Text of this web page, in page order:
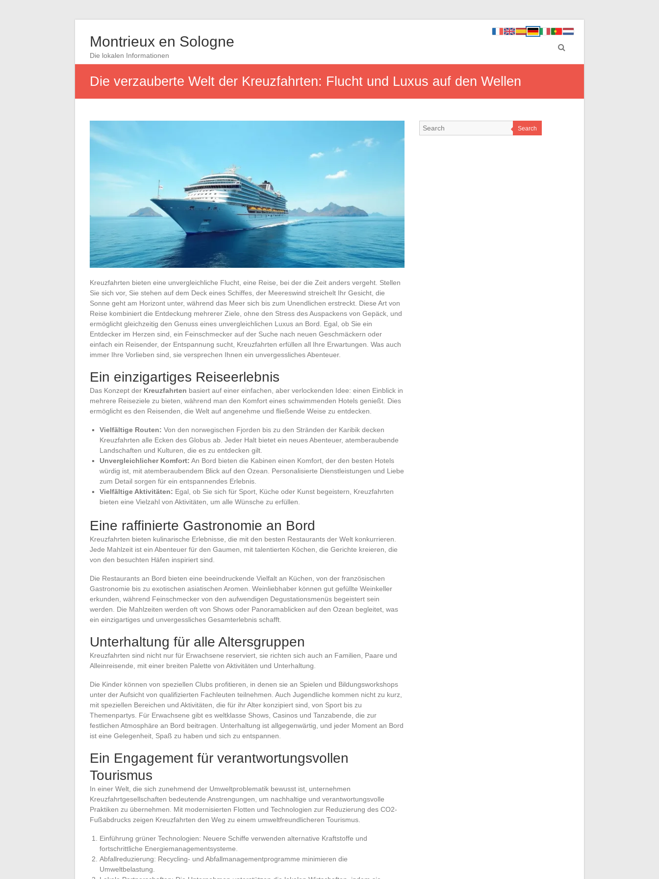
Montrieux en Sologne
Die lokalen Informationen
Die verzauberte Welt der Kreuzfahrten: Flucht und Luxus auf den Wellen
Kreuzfahrten bieten eine unvergleichliche Flucht, eine Reise, bei der die Zeit anders vergeht. Stellen
Sie sich vor, Sie stehen auf dem Deck eines Schiffes, der Meereswind streichelt Ihr Gesicht, die
Sonne geht am Horizont unter, während das Meer sich bis zum Unendlichen erstreckt. Diese Art von
Reise kombiniert die Entdeckung mehrerer Ziele, ohne den Stress des Auspackens von Gepäck, und
ermöglicht gleichzeitig den Genuss eines unvergleichlichen Luxus an Bord. Egal, ob Sie ein
Entdecker im Herzen sind, ein Feinschmecker auf der Suche nach neuen Geschmäckern oder
einfach ein Reisender, der Entspannung sucht, Kreuzfahrten erfüllen all Ihre Erwartungen. Was auch
immer Ihre Vorlieben sind, sie versprechen Ihnen ein unvergessliches Abenteuer.
Ein einzigartiges Reiseerlebnis
Das Konzept der Kreuzfahrten basiert auf einer einfachen, aber verlockenden Idee: einen Einblick in
mehrere Reiseziele zu bieten, während man den Komfort eines schwimmenden Hotels genießt. Dies
ermöglicht es den Reisenden, die Welt auf angenehme und fließende Weise zu entdecken.
Vielfältige Routen: Von den norwegischen Fjorden bis zu den Stränden der Karibik decken
Kreuzfahrten alle Ecken des Globus ab. Jeder Halt bietet ein neues Abenteuer, atemberaubende
Landschaften und Kulturen, die es zu entdecken gilt.
Unvergleichlicher Komfort: An Bord bieten die Kabinen einen Komfort, der den besten Hotels
würdig ist, mit atemberaubendem Blick auf den Ozean. Personalisierte Dienstleistungen und Liebe
zum Detail sorgen für ein entspannendes Erlebnis.
Vielfältige Aktivitäten: Egal, ob Sie sich für Sport, Küche oder Kunst begeistern, Kreuzfahrten
bieten eine Vielzahl von Aktivitäten, um alle Wünsche zu erfüllen.
Eine raffinierte Gastronomie an Bord
Kreuzfahrten bieten kulinarische Erlebnisse, die mit den besten Restaurants der Welt konkurrieren.
Jede Mahlzeit ist ein Abenteuer für den Gaumen, mit talentierten Köchen, die Gerichte kreieren, die
von den besuchten Häfen inspiriert sind.
Die Restaurants an Bord bieten eine beeindruckende Vielfalt an Küchen, von der französischen
Gastronomie bis zu exotischen asiatischen Aromen. Weinliebhaber können gut gefüllte Weinkeller
erkunden, während Feinschmecker von den aufwendigen Degustationsmenüs begeistert sein
werden. Die Mahlzeiten werden oft von Shows oder Panoramablicken auf den Ozean begleitet, was
ein einzigartiges und unvergessliches Gesamterlebnis schafft.
Unterhaltung für alle Altersgruppen
Kreuzfahrten sind nicht nur für Erwachsene reserviert, sie richten sich auch an Familien, Paare und
Alleinreisende, mit einer breiten Palette von Aktivitäten und Unterhaltung.
Die Kinder können von speziellen Clubs profitieren, in denen sie an Spielen und Bildungsworkshops
unter der Aufsicht von qualifizierten Fachleuten teilnehmen. Auch Jugendliche kommen nicht zu kurz,
mit speziellen Bereichen und Aktivitäten, die für ihr Alter konzipiert sind, von Sport bis zu
Themenpartys. Für Erwachsene gibt es weltklasse Shows, Casinos und Tanzabende, die zur
festlichen Atmosphäre an Bord beitragen. Unterhaltung ist allgegenwärtig, und jeder Moment an Bord
ist eine Gelegenheit, Spaß zu haben und sich zu entspannen.
Ein Engagement für verantwortungsvollen
Tourismus
In einer Welt, die sich zunehmend der Umweltproblematik bewusst ist, unternehmen
Kreuzfahrtgesellschaften bedeutende Anstrengungen, um nachhaltige und verantwortungsvolle
Praktiken zu übernehmen. Mit modernisierten Flotten und Technologien zur Reduzierung des CO2-
Fußabdrucks zeigen Kreuzfahrten den Weg zu einem umweltfreundlicheren Tourismus.
Einführung grüner Technologien: Neuere Schiffe verwenden alternative Kraftstoffe und
fortschrittliche Energiemanagementsysteme.
Abfallreduzierung: Recycling- und Abfallmanagementprogramme minimieren die
Umweltbelastung.
Search